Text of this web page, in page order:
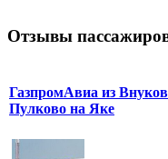
Отзывы
ГазпромАвиа из
Пулково на Яке